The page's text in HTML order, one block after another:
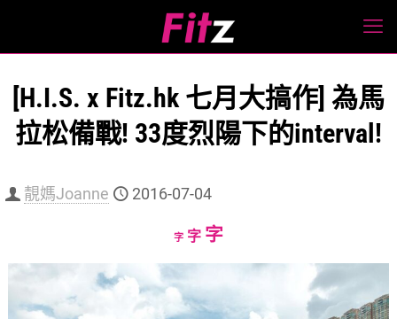
[H.I.S. x Fitz.hk 七月大搞作] 為馬
拉松備戰! 33度烈陽下的interval!
靚媽Joanne 2016-07-04
字Decrease
字Reset
字Increase